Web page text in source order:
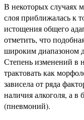
В некоторых случаях
слоя приближалась к
истощения общего
отметить, что
широким диапазоном
Степень изменений в
трактовать как
зависела от ряда
наличия алкоголя, а
(пневмоний).